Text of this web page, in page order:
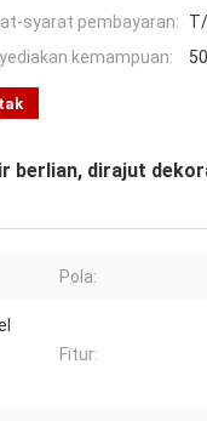
syarat pembayaran:
kemampuan:
berlian, dirajut
Pola:
Fitur: